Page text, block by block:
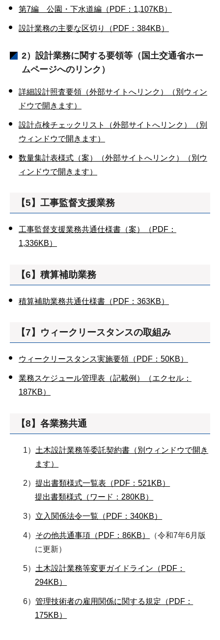
第7編 公園・下水道編（PDF：1,107KB）
設計業務の主要な区切り（PDF：384KB）
2）設計業務に関する要領等（国土交通省ホー
ムページへのリンク）
詳細設計照査要領（外部サイトへリンク）（別ウィン
ドウで開きます）
設計点検チェックリスト（外部サイトへリンク）（別
ウィンドウで開きます）
数量集計表様式（案）（外部サイトへリンク）（別ウ
ィンドウで開きます）
【5】工事監督支援業務
工事監督支援業務共通仕様書（案）（PDF：
1,336KB）
【6】積算補助業務
積算補助業務共通仕様書（PDF：363KB）
【7】ウィークリースタンスの取組み
ウィークリースタンス実施要領（PDF：50KB）
業務スケジュール管理表（記載例）（エクセル：
187KB）
【8】各業務共通
1） 土木設計業務等委託契約書（別ウィンドウで開き
ます）
2）提出書類様式一覧表（PDF：521KB）
提出書類様式（ワード：280KB）
3） 立入関係法令一覧（PDF：340KB）
4） その他共通事項（PDF：86KB）
（令和7年6月版
に更新）
5） 土木設計業務等変更ガイドライン（PDF：
294KB）
6）管理技術者の雇用関係に関する規定（PDF：
175KB）